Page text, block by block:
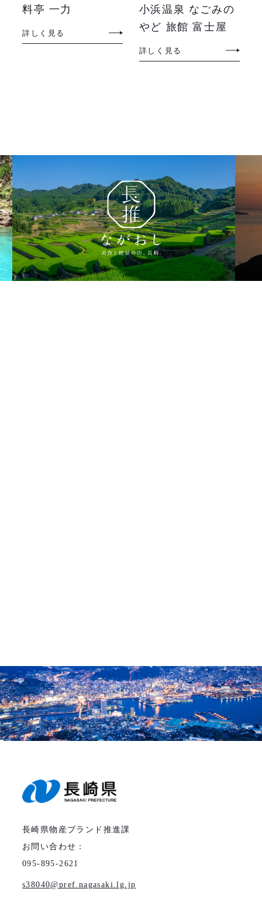
料亭 一力
詳しく見る
小浜温泉 なごみの
やど 旅館 富士屋
詳しく見る
長崎県物産ブランド推進課
お問い合わせ：
095-895-2621
s38040 pref.nagasaki.lg.jp